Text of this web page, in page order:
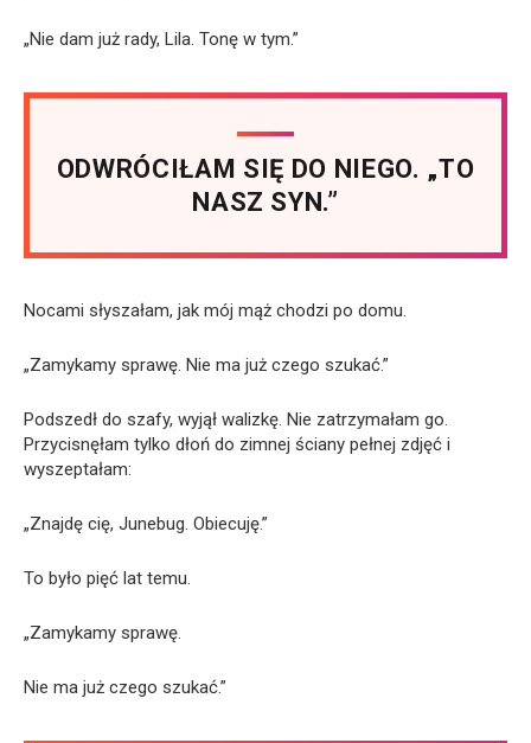
„Nie dam już rady, Lila. Tonę w tym.”
ODWRÓCIŁAM SIĘ DO NIEGO. „TO
NASZ SYN.”
Nocami słyszałam, jak mój mąż chodzi po domu.
„Zamykamy sprawę. Nie ma już czego szukać.”
Podszedł do szafy, wyjął walizkę. Nie zatrzymałam go.
Przycisnęłam tylko dłoń do zimnej ściany pełnej zdjęć i
wyszeptałam:
„Znajdę cię, Junebug. Obiecuję.”
To było pięć lat temu.
„Zamykamy sprawę.
Nie ma już czego szukać.”